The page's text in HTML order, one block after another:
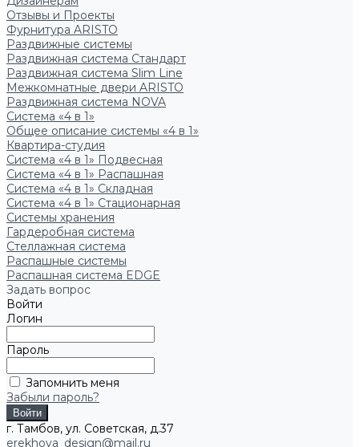
Отзывы и Проекты
Фурнитура ARISTO
Раздвижные системы
Раздвижная система Стандарт
Раздвижная система Slim Line
Межкомнатные двери ARISTO
Раздвижная система NOVA
Система «4 в 1»
Общее описание системы «4 в 1»
Квартира-студия
Система «4 в 1» Подвесная
Система «4 в 1» Распашная
Система «4 в 1» Складная
Система «4 в 1» Стационарная
Системы хранения
Гардеробная система
Стеллажная система
Распашные системы
Распашная система EDGE
Задать вопрос
Войти
Логин
Пароль
Запомнить меня
Забыли пароль?
г. Тамбов, ул. Советская, д.37
erekhova_design@mail.ru